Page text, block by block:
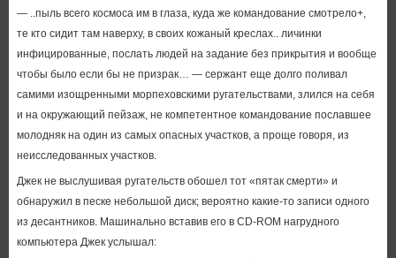
— ..пыль всего космоса им в глаза, куда же командование смотрело+,
те кто сидит там наверху, в своих кожаный креслах.. личинки
инфицированные, послать людей на задание без прикрытия и вообще
чтобы было если бы не призрак… — сержант еще долго поливал
самими изощренными морпеховскими ругательствами, злился на себя
и на окружающий пейзаж, не компетентное командование пославшее
молодняк на один из самых опасных участков, а проще говоря, из
неисследованных участков.
Джек не выслушивая ругательств обошел тот «пятак смерти» и
обнаружил в песке небольшой диск; вероятно какие-то записи одного
из десантников. Машинально вставив его в CD-ROM нагрудного
компьютера Джек услышал: